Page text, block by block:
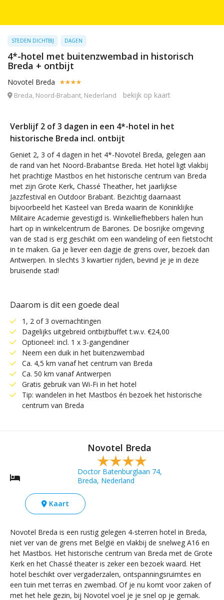
STEDEN DICHTBIJ DAGEN
4*-hotel met buitenzwembad in historisch
Breda + ontbijt
Novotel Breda
Breda, Noord-Brabant, Nederland bekijk op kaart
Verblijf 2 of 3 dagen in een 4*-hotel in het
historische Breda incl. ontbijt
Geniet 2, 3 of 4 dagen in het 4*-Novotel Breda, gelegen aan
de rand van het Noord-Brabantse Breda. Het hotel ligt vlakbij
het prachtige Mastbos en het historische centrum van Breda
met zijn Grote Kerk, Chassé Theather, het jaarlijkse
Jazzfestival en Outdoor Brabant. Bezichtig daarnaast
bijvoorbeeld het Kasteel van Breda waarin de Koninklijke
Militaire Academie gevestigd is. Winkelliefhebbers halen hun
hart op in winkelcentrum de Barones. De bosrijke omgeving
van de stad is erg geschikt om een wandeling of een fietstocht
in te maken. Ga je liever een dagje de grens over, bezoek dan
Antwerpen. In slechts 3 kwartier rijden, bevind je je in deze
bruisende stad!
Daarom is dit een goede deal
1, 2 of 3 overnachtingen
Dagelijks uitgebreid ontbijtbuffet t.w.v. €24,00
Optioneel: incl. 1 x 3-gangendiner
Neem een duik in het buitenzwembad
Ca. 4,5 km vanaf het centrum van Breda
Ca. 50 km vanaf Antwerpen
Gratis gebruik van Wi-Fi in het hotel
Tip: wandelen in het Mastbos én bezoek het historische
centrum van Breda
Novotel Breda
Doctor Batenburglaan 74,
Breda, Nederland
Kaart
Novotel Breda is een rustig gelegen 4-sterren hotel in Breda,
niet ver van de grens met België en vlakbij de snelweg A16 en
het Mastbos. Het historische centrum van Breda met de Grote
Kerk en het Chassé theater is zeker een bezoek waard. Het
hotel beschikt over vergaderzalen, ontspanningsruimtes en
een tuin met terras en zwembad. Of je nu komt voor zaken of
met het hele gezin, bij Novotel voel je je snel op je gemak.